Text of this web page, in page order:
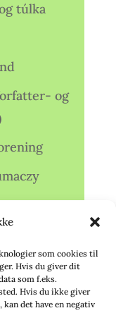
som cookies til
Hvis du giver dit
som f.eks.
Hvis du ikke giver
det have en negativ
túlka
og
(Ö.)
(ÖC)